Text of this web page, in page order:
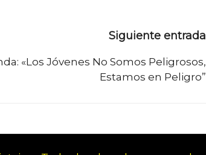
Siguiente entrada
«Los Jóvenes No Somos Peligrosos,
Estamos en Peligro”